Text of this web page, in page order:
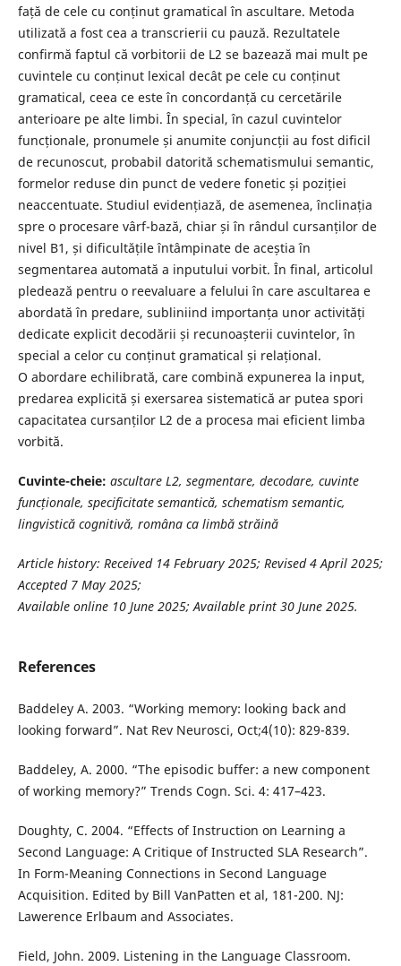
față de cele cu conținut gramatical în ascultare. Metoda
utilizată a fost cea a transcrierii cu pauză. Rezultatele
confirmă faptul că vorbitorii de L2 se bazează mai mult pe
cuvintele cu conținut lexical decât pe cele cu conținut
gramatical, ceea ce este în concordanță cu cercetările
anterioare pe alte limbi. În special, în cazul cuvintelor
funcționale, pronumele și anumite conjuncții au fost dificil
de recunoscut, probabil datorită schematismului semantic,
formelor reduse din punct de vedere fonetic și poziției
neaccentuate. Studiul evidențiază, de asemenea, înclinația
spre o procesare vârf-bază, chiar și în rândul cursanților de
nivel B1, și dificultățile întâmpinate de aceștia în
segmentarea automată a inputului vorbit. În final, articolul
pledează pentru o reevaluare a felului în care ascultarea e
abordată în predare, subliniind importanța unor activități
dedicate explicit decodării și recunoașterii cuvintelor, în
special a celor cu conținut gramatical și relațional.
O abordare echilibrată, care combină expunerea la input,
predarea explicită și exersarea sistematică ar putea spori
capacitatea cursanților L2 de a procesa mai eficient limba
vorbită.
Cuvinte-cheie: ascultare L2, segmentare, decodare, cuvinte
funcționale, specificitatesemantică, schematism semantic,
lingvistică cognitivă, româna ca limbă străină
Article history: Received 14 February 2025; Revised 4 April 2025;
Accepted 7 May 2025;
Available online 10 June 2025; Available print 30 June 2025.
References
Baddeley A. 2003. “Working memory: looking back and
looking forward”. Nat Rev Neurosci, Oct;4(10): 829-839.
Baddeley, A. 2000. “The episodic buffer: a new component
of working memory?” Trends Cogn. Sci. 4: 417–423.
Doughty, C. 2004. “Effects of Instruction on Learning a
Second Language: A Critique of Instructed SLA Research”.
In Form-Meaning Connections in Second Language
Acquisition. Edited by Bill VanPatten et al, 181-200. NJ:
Lawerence Erlbaum and Associates.
Field, John. 2009. Listening in the Language Classroom.